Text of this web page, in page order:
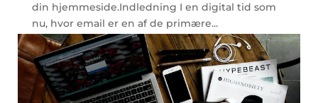
din hjemmeside.Indledning I en digital tid som
nu, hvor email er en af de primære...
læs mere